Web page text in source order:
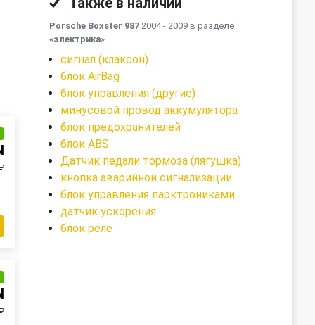
Porsche Boxster 987 2004 - 2009 в разделе
«электрика»
сигнал (клаксон)
блок AirBag
блок управления (другие)
минусовой провод аккумулятора
блок предохранителей
блок ABS
Датчик педали тормоза (лягушка)
кнопка аварийной сигнализации
блок управления парктрониками
датчик ускорения
блок реле